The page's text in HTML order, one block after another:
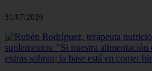
31/07/2026